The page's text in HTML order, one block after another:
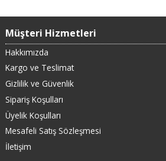
Müşteri Hizmetleri
Hakkımızda
Kargo ve Teslimat
Gizlilik ve Güvenlik
Sipariş Koşulları
Üyelik Koşulları
Mesafeli Satış Sözleşmesi
İletişim